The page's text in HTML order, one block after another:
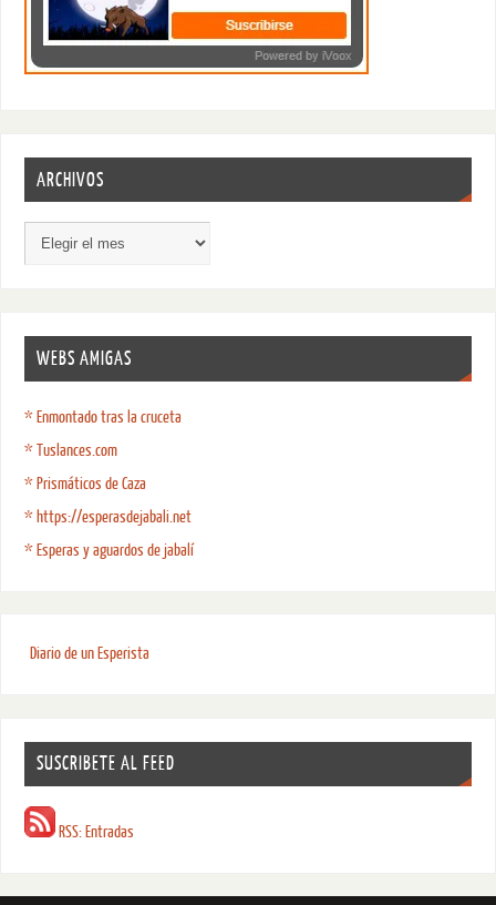
ARCHIVOS
WEBS AMIGAS
* Enmontado tras la cruceta
* Tuslances.com
* Prismáticos de Caza
* https://esperasdejabali.net
* Esperas y aguardos de jabalí
Diario de un Esperista
SUSCRIBETE AL FEED
RSS: Entradas